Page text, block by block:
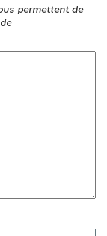
permettent de